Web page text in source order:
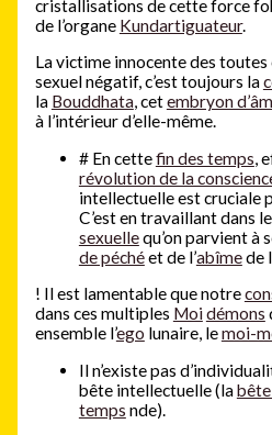
cristallisations de cette force
de l’organe Kundartiguateur.
La victime innocente des
sexuel négatif, c’est toujours la
la Bouddhata, cetembryon
à l’intérieur d’elle-même.
# En cettefin des temps,
révolution de la
intellectuelle est cruciale
C’est en travaillant dans le
sexuellequ’on parvient à
de péchéet de l’abîmede
! Il est lamentable que notre
dans ces multiples Moidémons
ensemble l’ego lunaire, lemoi-
Il n’existe pas
bête intellectuelle (labête
temps nde).